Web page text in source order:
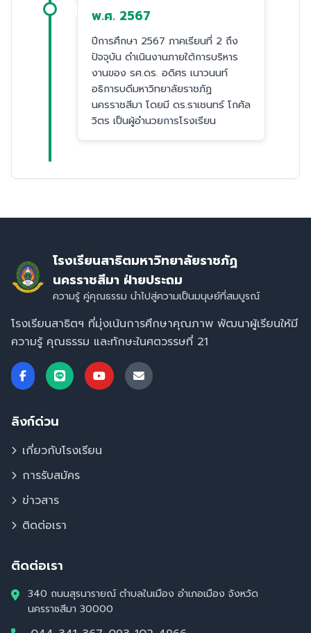
พ.ศ. 2567
ปีการศึกษา 2567 ภาคเรียนที่ 2 ถึง
ปัจจุบัน ดำเนินงานภายใต้การบริหาร
งานของ รศ.ดร. อดิศร เนาวนนท์
อธิการบดีมหาวิทยาลัยราชภัฏ
นครราชสีมา โดยมี ดร.ราเชนทร์ โกศัล
วิตร เป็นผู้อำนวยการโรงเรียน
โรงเรียนสาธิตมหาวิทยาลัยราชภัฏ
นครราชสีมา ฝ่ายประถม
ความรู้ คู่คุณธรรม นำไปสู่ความเป็นมนุษย์ที่สมบูรณ์
โรงเรียนสาธิตฯ ที่มุ่งเน้นการศึกษาคุณภาพ พัฒนาผู้เรียนให้มี
ความรู้ คุณธรรม และทักษะในศตวรรษที่ 21
ลิงก์ด่วน
เกี่ยวกับโรงเรียน
การรับสมัคร
ข่าวสาร
ติดต่อเรา
ติดต่อเรา
340 ถนนสุรนารายณ์ ตำบลในเมือง อำเภอเมือง จังหวัด
นครราชสีมา 30000